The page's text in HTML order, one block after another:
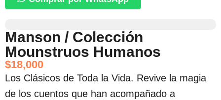
Manson / Colección
Mounstruos Humanos
$18,000
Los Clásicos de Toda la Vida. Revive la magia
de los cuentos que han acompañado a